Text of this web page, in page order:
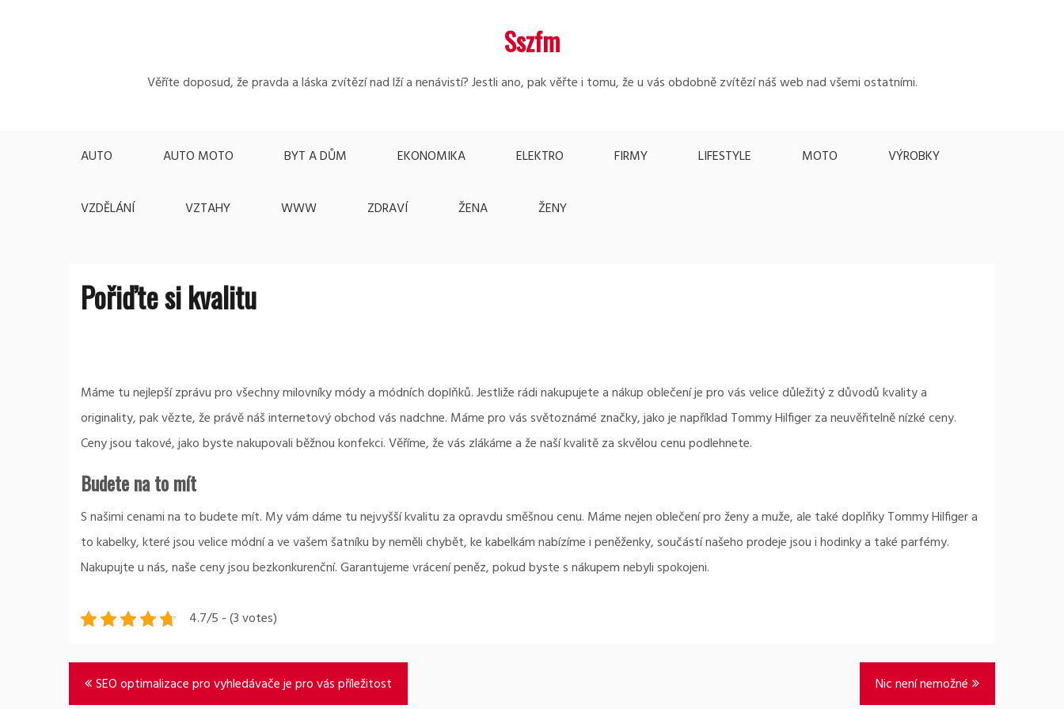
Sszfm
Věříte doposud, že pravda a láska zvítězí nad lží a nenávistí? Jestli ano, pak věřte i tomu, že u vás obdobně zvítězí náš web nad všemi ostatními.
AUTO AUTO MOTO BYT A DŮM EKONOMIKA ELEKTRO FIRMY LIFESTYLE MOTO VÝROBKY
VZDĚLÁNÍ VZTAHY WWW ZDRAVÍ ŽENA ŽENY
Pořiďte si kvalitu
Máme tu nejlepší zprávu pro všechny milovníky módy a módních doplňků. Jestliže rádi nakupujete a nákup oblečení je pro vás velice důležitý z důvodů kvality a
originality, pak vězte, že právě náš internetový obchod vás nadchne. Máme pro vás světoznámé značky, jako je například Tommy Hilfigerza neuvěřitelně nízké ceny.
Ceny jsou takové, jako byste nakupovali běžnou konfekci. Věříme, že vás zlákáme a že naší kvalitě za skvělou cenu podlehnete.
Budete na to mít
S našimi cenami na to budete mít. My vám dáme tu nejvyšší kvalitu za opravdu směšnou cenu. Máme nejen oblečení pro ženy a muže, ale také doplňky Tommy Hilfiger a
to kabelky, které jsou velice módní a ve vašem šatníku by neměli chybět, ke kabelkám nabízíme i peněženky, součástí našeho prodeje jsou i hodinky a také parfémy.
Nakupujte u nás, naše ceny jsou bezkonkurenční. Garantujeme vrácení peněz, pokud byste s nákupem nebyli spokojeni.
4.7/5 - (3 votes)
Navigace
SEO optimalizace pro vyhledávače je pro vás příležitost Nic není nemožné